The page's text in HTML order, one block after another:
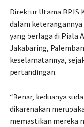
Direktur Utama BPJS
dalam
yang berlaga di Piala
Jakabaring,
keselamatannya,
pertandingan.
“Benar, keduanya
dikarenakan
memastikan mereka